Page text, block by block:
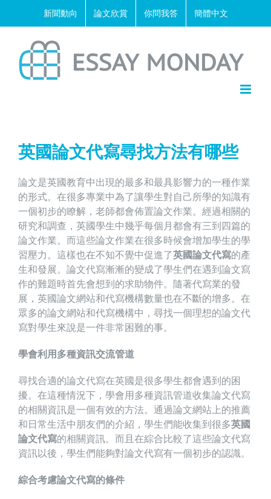
新聞動向 論文欣賞 你問我答 簡體中文
英國論文代寫尋找方法有哪些
論文是英國教育中出現的最多和最具影響力的一種作業
的形式。在很多專業中為了讓學生對自己所學的知識有
一個初步的瞭解，老師都會佈置論文作業。經過相關的
研究和調查，英國學生中幾乎每個月都會有三到四篇的
論文作業。而這些論文作業在很多時候會增加學生的學
習壓力。這樣也在不知不覺中促進了英國論文代寫的產
生和發展。論文代寫漸漸的變成了學生們在遇到論文寫
作的難題時首先會想到的求助物件。隨著代寫業的發
展，英國論文網站和代寫機構數量也在不斷的增多。在
眾多的論文網站和代寫機構中，尋找一個理想的論文代
寫對學生來說是一件非常困難的事。
學會利用多種資訊交流管道
尋找合適的論文代寫在英國是很多學生都會遇到的困
擾。在這種情況下，學會用多種資訊管道收集論文代寫
的相關資訊是一個有效的方法。通過論文網站上的推薦
和日常生活中朋友們的介紹，學生們能收集到很多英國
論文代寫的相關資訊。而且在綜合比較了這些論文代寫
資訊以後，學生們能夠對論文代寫有一個初步的認識。
綜合考慮論文代寫的條件